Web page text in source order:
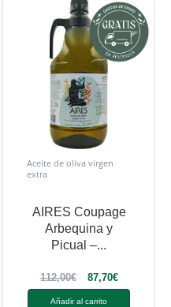
Aceite de oliva virgen
extra
AIRES Coupage
Arbequina y
Picual –...
112,00€ 87,70€
Añadir al carrito